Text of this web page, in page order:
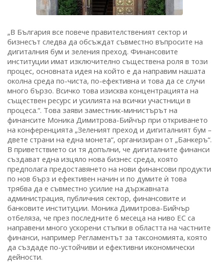
„В България все повече правителственият сектор и
бизнесът следва да обсъждат съвместно въпросите на
дигиталния бум и зеления преход. Финансовите
институции имат изключително съществена роля в този
процес, основната идея на който е да направим нашата
околна среда по-чиста, по-ефективна и това да се случи
много бързо. Всичко това изисква концентрацията на
съществен ресурс и усилията на всички участници в
процеса.“. Това заяви заместник-министърът на
финансите Моника Димитрова-Бийчър при откриването
на конференцията „Зеленият преход и дигиталният бум –
двете страни на една монета“, организиран от „Банкеръ“.
В приветствието си тя допълни, че дигиталните финанси
създават една изцяло нова бизнес среда, която
предполага предоставянето на нови финансови продукти
по нов бърз и ефективен начин и по думите ѝ това
трябва да е съвместно усилие на държавната
администрация, публичния сектор, финансовите и
банковите институции. Моника Димитрова-Бийчър
отбеляза, че през последните 6 месеца на ниво ЕС са
направени много ускорени стъпки в областта на частните
финанси, например Регламентът за таксономията, която
да създаде по-устойчиви и ефективни икономически
дейности.